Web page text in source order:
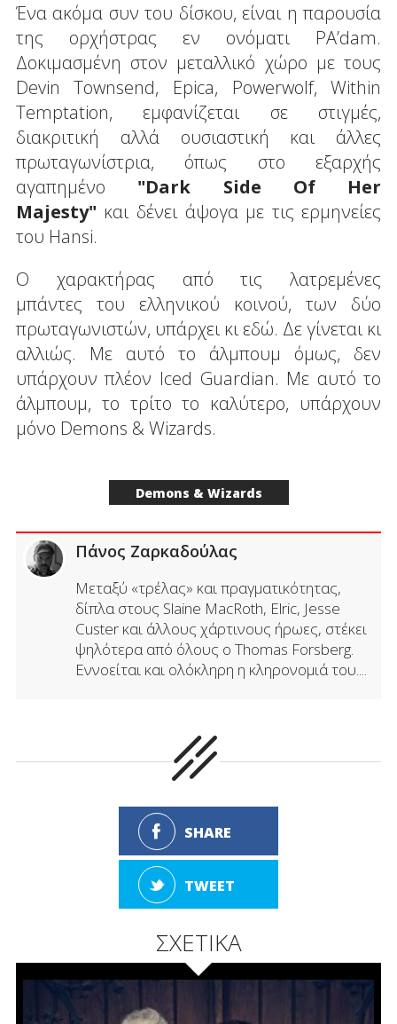
Ένα ακόμα συν του δίσκου, είναι η παρουσία
της ορχήστρας εν ονόματι PA’dam.
Δοκιμασμένη στον μεταλλικό χώρο με τους
Devin Townsend, Epica, Powerwolf, Within
Temptation, εμφανίζεται σε στιγμές,
διακριτική αλλά ουσιαστική και άλλες
πρωταγωνίστρια, όπως στο εξαρχής
αγαπημένο "Dark Side Of Her
Majesty" και δένει άψογα με τις ερμηνείες
του Hansi.
Ο χαρακτήρας από τις λατρεμένες
μπάντες του ελληνικού κοινού, των δύο
πρωταγωνιστών, υπάρχει κι εδώ. Δε γίνεται κι
αλλιώς. Με αυτό το άλμπουμ όμως, δεν
υπάρχουν πλέον Iced Guardian. Mε αυτό το
άλμπουμ, το τρίτο το καλύτερο, υπάρχουν
μόνο Demons & Wizards.
Demons & Wizards
Πάνος Ζαρκαδούλας
Μεταξύ «τρέλας» και πραγματικότητας,
δίπλα στους Slaine MacRoth, Elric, Jesse
Custer και άλλους χάρτινους ήρωες, στέκει
ψηλότερα από όλους ο Thomas Forsberg.
Εννοείται και ολόκληρη η κληρονομιά του....
SHARE
TWEET
ΣΧΕΤΙΚΑ